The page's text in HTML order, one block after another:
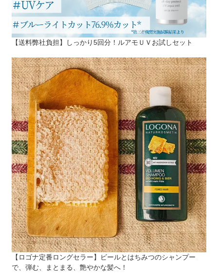
【送料弊社負担】しっかり5回分！ルアモＵＶお試しセット
【ロゴナ定番ロングセラー】ビールとはちみつのシャンプー
で、弾む、まとまる、艶やかな髪へ！